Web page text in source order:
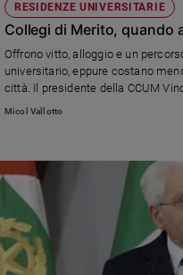
Papa
Chiesa
Chiesa
Santi
Devozione
e
fede
Parola
RESIDENZE UNIVERSITARIE
Collegi di Merito, quando
Offrono vitto, alloggio e un
universitario, eppure costano
città. Il presidente della CCUM
promuovere il talento,
Micol Vallotto